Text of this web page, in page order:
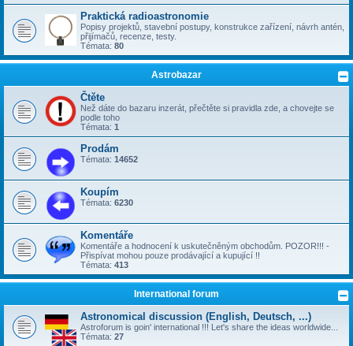
Praktická radioastronomie
Popisy projektů, stavební postupy, konstrukce zařízení, návrh antén,
přijímačů, recenze, testy.
Témata: 80
Astrobazar
Čtěte
Než dáte do bazaru inzerát, přečtěte si pravidla zde, a chovejte se
podle toho
Témata: 1
Prodám
Témata: 14652
Koupím
Témata: 6230
Komentáře
Komentáře a hodnocení k uskutečněným obchodům. POZOR!!! -
Přispívat mohou pouze prodávající a kupující !!
Témata: 413
International forum
Astronomical discussion (English, Deutsch, ...)
Astroforum is goin' international !!! Let's share the ideas worldwide...
Témata: 27